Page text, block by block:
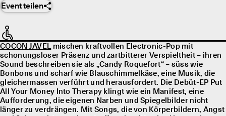
Event teilen
COCON JAVELmischen kraftvollen Electronic-Pop mit
schonungsloser Präsenz und zartbitterer Verspieltheit – ihren
Sound beschreiben sie als „Candy Roquefort“ – süss wie
Bonbons und scharf wie Blauschimmelkäse, eine Musik, die
gleichermassen verführt und herausfordert. Die Debüt-EP Put
All Your Money Into Therapy klingt wie ein Manifest, eine
Aufforderung, die eigenen Narben und Spiegelbilder nicht
länger zu verdrängen. Mit Songs, die von Körperbildern, Angst